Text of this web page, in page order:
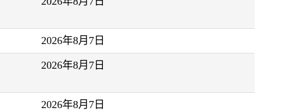
2026年8月7日
2026年8月7日
2026年8月7日